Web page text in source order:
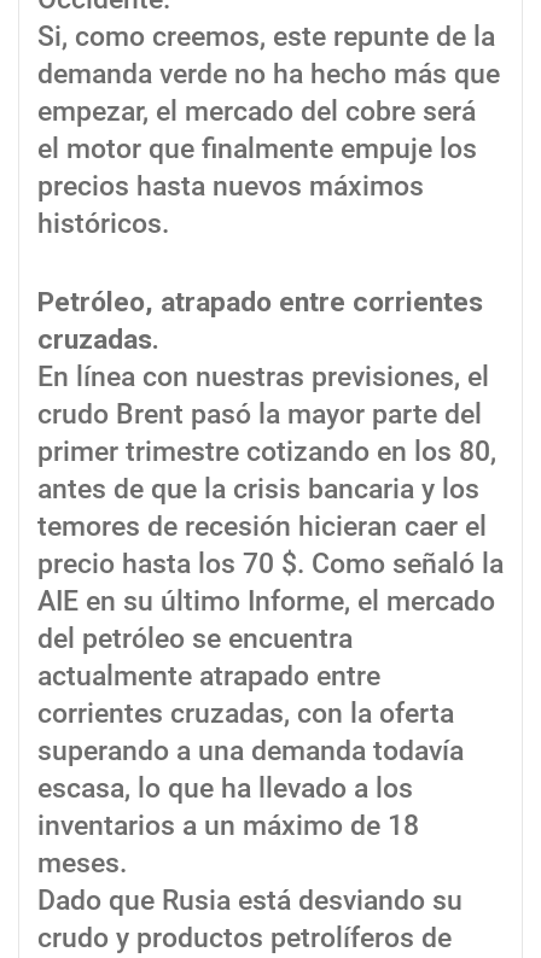
Si, como creemos, este repunte de la
demanda verde no ha hecho más que
empezar, el mercado del cobre será
el motor que finalmente empuje los
precios hasta nuevos máximos
históricos.
Petróleo, atrapado entre corrientes
cruzadas.
En línea con nuestras previsiones, el
crudo Brent pasó la mayor parte del
primer trimestre cotizando en los 80,
antes de que la crisis bancaria y los
temores de recesión hicieran caer el
precio hasta los 70 $. Como señaló la
AIE en su último Informe, el mercado
del petróleo se encuentra
actualmente atrapado entre
corrientes cruzadas, con la oferta
superando a una demanda todavía
escasa, lo que ha llevado a los
inventarios a un máximo de 18
meses.
Dado que Rusia está desviando su
crudo y productos petrolíferos de